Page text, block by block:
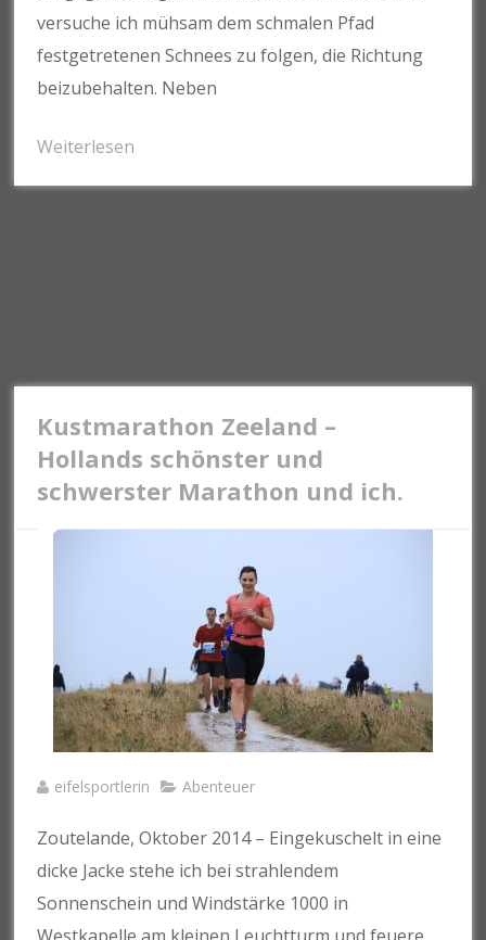
versuche ich mühsam dem schmalen Pfad
festgetretenen Schnees zu folgen, die Richtung
beizubehalten. Neben
Weiterlesen
Kustmarathon Zeeland –
Hollands schönster und
schwerster Marathon und ich.
eifelsportlerin Abenteuer
Zoutelande, Oktober 2014 – Eingekuschelt in eine
dicke Jacke stehe ich bei strahlendem
Sonnenschein und Windstärke 1000 in